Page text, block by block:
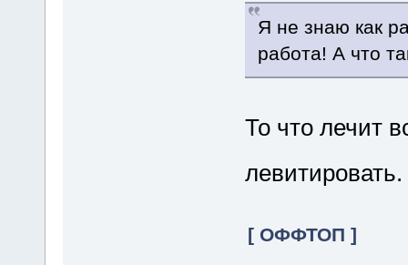
Я не знаю как
работа! А что
То что лечит
[ ОФФТОП ]